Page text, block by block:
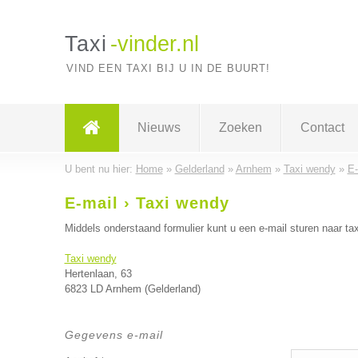
Taxi -vinder.nl
VIND EEN TAXI BIJ U IN DE BUURT!
Nieuws Zoeken Contact
U bent nu hier: Home» Gelderland » Arnhem » Taxi wendy »
E-mail › Taxi wendy
Middels onderstaand formulier kunt u een e-mail sturen naar
Taxi wendy
Hertenlaan, 63
6823 LD Arnhem (Gelderland)
Gegevens e-mail